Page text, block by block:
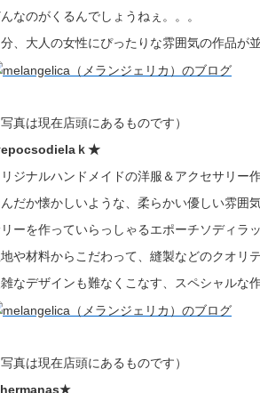
なのがくるんでしょうねぇ。。。
、大人の女性にぴったりな雰囲気の作品が
写真は現在店頭にあるものです）
ｋ★
ジナルハンドメイドの洋服＆アクセサリー
だか懐かしいような、柔らかい優しい雰囲
ーを作っていらっしゃるエポーチソディラッ
や材料からこだわって、縫製などのクオリ
なデザインも難なくこなす、スペシャルな作
写真は現在店頭にあるものです）